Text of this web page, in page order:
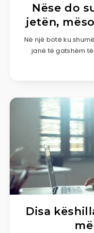
Nëse do
jetën,
Në një botë ku
janë të gatshëm
Disa